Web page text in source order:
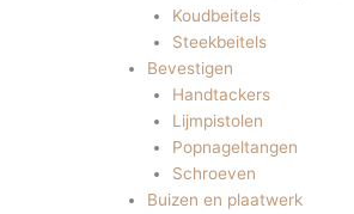
Koudbeitels
Steekbeitels
Bevestigen
Handtackers
Lijmpistolen
Popnageltangen
Schroeven
Buizen en plaatwerk